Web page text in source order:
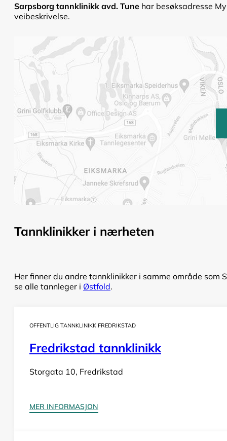
Sarpsborg tannklinikk avd. Tune har besøksadresse
veibeskrivelse.
Tannklinikker i nærheten
Her finner du andre tannklinikker i samme område
se alle tannleger i Østfold.
OFFENTLIG TANNKLINIKK FREDRIKSTAD
Fredrikstad tannklinikk
Storgata 10, Fredrikstad
MER INFORMASJON